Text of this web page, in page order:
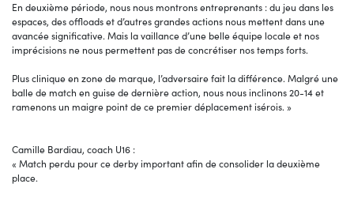
En deuxième période, nous nous montrons entreprenants : du jeu dans les
espaces, des offloads et d’autres grandes actions nous mettent dans une
avancée significative. Mais la vaillance d’une belle équipe locale et nos
imprécisions ne nous permettent pas de concrétiser nos temps forts.
Plus clinique en zone de marque, l’adversaire fait la différence. Malgré une
balle de match en guise de dernière action, nous nous inclinons 20-14 et
ramenons un maigre point de ce premier déplacement isérois. »
Camille Bardiau, coach U16 :
« Match perdu pour ce derby important afin de consolider la deuxième
place.